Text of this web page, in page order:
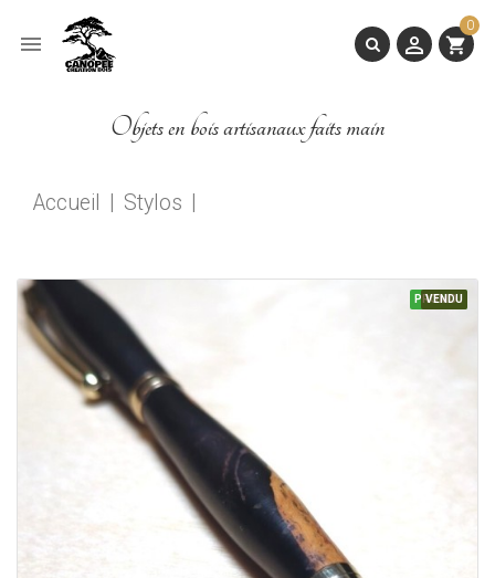
 shopping_cart
0

Objets en bois artisanaux faits main
Accueil Stylos
PROMO !
VENDU